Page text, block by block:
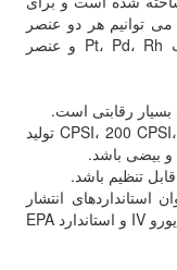
توانیم هر دو عنصر
سرامیکی پوشش داده شده با فلزات نجیب Pt، Pd، Rh و عنصر
2. ما می توانیم 100 CPSI، 200 CPSI، 400 CPSI، 600 CPSI تولید
بیضی باشد.
استانداردهای انتشار
مشتریان پوشش داده شود: یورو II، یورو III و یورو IV و استاندارد EPA